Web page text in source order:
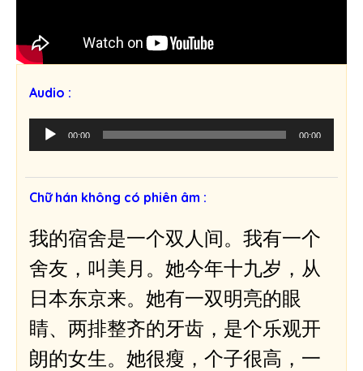
Audio :
h
h
á
â
m
t
h
00:00 00:00
Chữ hán không có phiên âm :
我的宿舍是一个双人间。我有一个
舍友，叫美月。她今年十九岁，从
日本东京来。她有一双明亮的眼
睛、两排整齐的牙齿，是个乐观开
朗的女生。她很瘦，个子很高，一